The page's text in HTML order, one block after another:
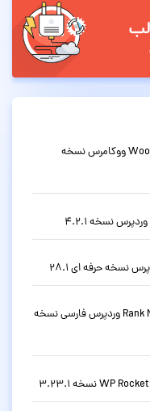
قالب فروشگاهی چندمنظوره وودمارت WoodMart ووکامرس نسخه
دانلود افزونه سئو حرفه ای رنک مث Rank Math Pro وردپرس فارسی نسخه